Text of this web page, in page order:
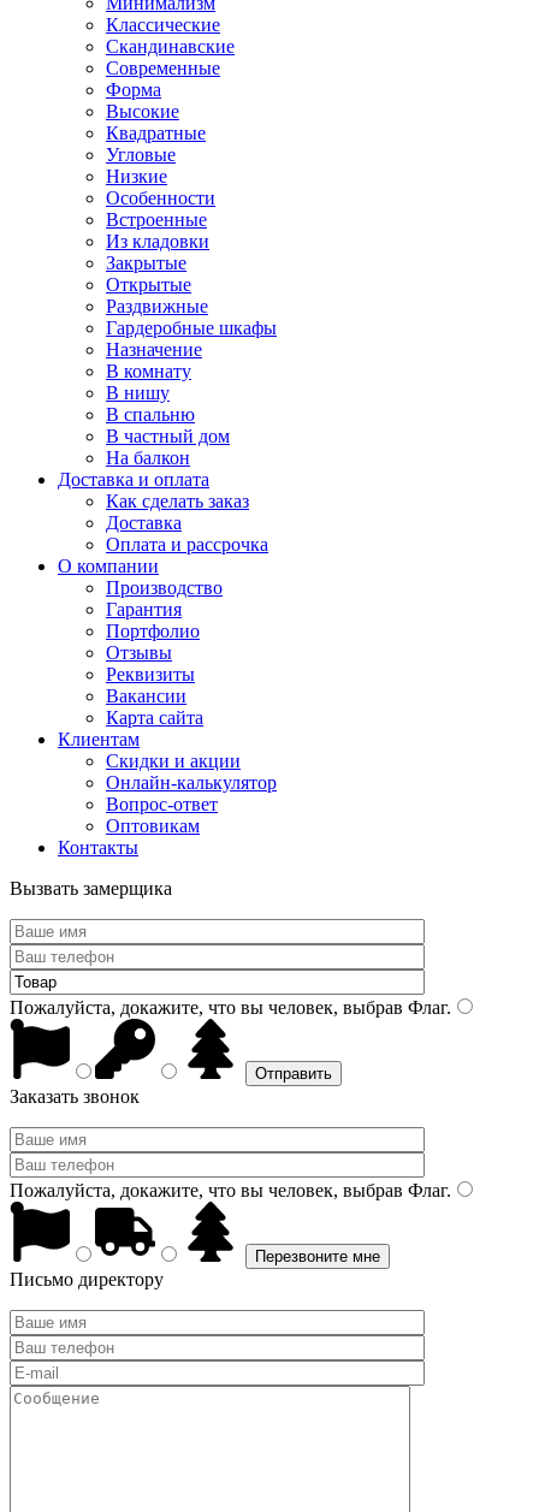
Классические
Скандинавские
Современные
Форма
Высокие
Квадратные
Угловые
Низкие
Особенности
Встроенные
Из кладовки
Закрытые
Открытые
Раздвижные
Гардеробные шкафы
Назначение
В комнату
В нишу
В спальню
В частный дом
На балкон
Доставка и оплата
Как сделать заказ
Доставка
Оплата и рассрочка
О компании
Производство
Гарантия
Портфолио
Отзывы
Реквизиты
Вакансии
Карта сайта
Клиентам
Скидки и акции
Онлайн-калькулятор
Вопрос-ответ
Оптовикам
Контакты
Вызвать замерщика
Пожалуйста, докажите, что вы человек, выбрав Флаг.
Заказать звонок
Пожалуйста, докажите, что вы человек, выбрав Флаг.
Письмо директору